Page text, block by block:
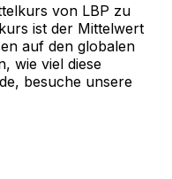
von LBP zu
ist der Mittelwert
auf den globalen
wie viel diese
besuche unsere